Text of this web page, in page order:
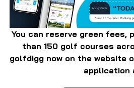
You can reserve green fees,
than 150 golf courses
golfdigg now on the website
application